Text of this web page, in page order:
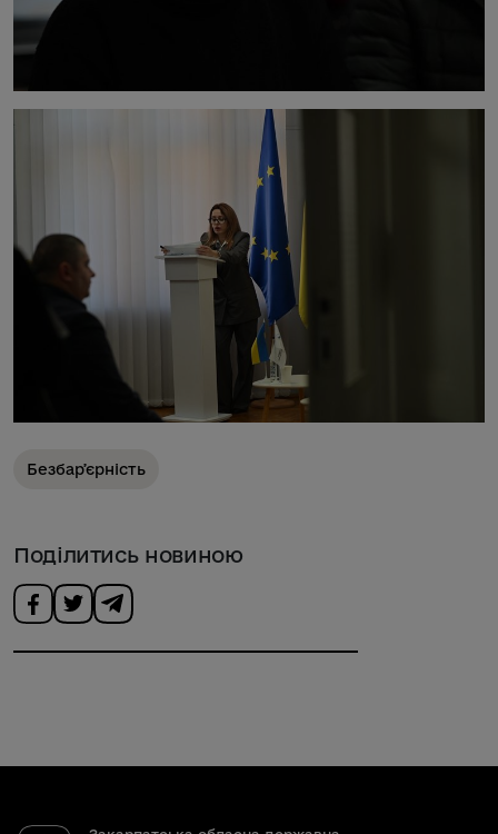
Безбарʼєрність
Поділитись новиною